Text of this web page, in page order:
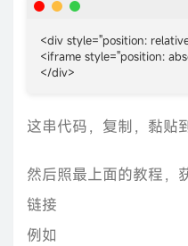
<div style="position:
<iframe style="position:
</div>
这串代码，复制，黏贴
然后照最上面的教程，
链接
例如